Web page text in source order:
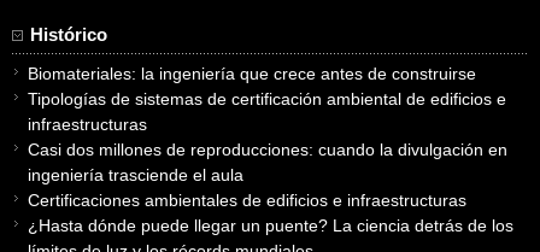
Histórico
Biomateriales: la ingeniería que crece antes de construirse
Tipologías de sistemas de certificación ambiental de edificios e
infraestructuras
Casi dos millones de reproducciones: cuando la divulgación en
ingeniería trasciende el aula
Certificaciones ambientales de edificios e infraestructuras
¿Hasta dónde puede llegar un puente? La ciencia detrás de los